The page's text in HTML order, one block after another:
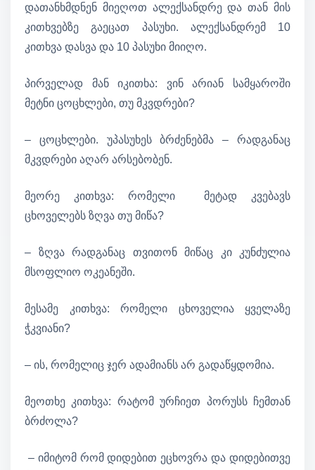
დათანხმდნენ მიეღოთ ალექსანდრე და თან მის
კითხვებზე გაეცათ პასუხი. ალექსანდრემ 10
კითხვა დასვა და 10 პასუხი მიიღო.
პირველად მან იკითხა: ვინ არიან სამყაროში
მეტნი ცოცხლები, თუ მკვდრები?
– ცოცხლები. უპასუხეს ბრძენებმა – რადგანაც
მკვდრები აღარ არსებობენ.
მეორე კითხვა: რომელი მეტად კვებავს
ცხოველებს ზღვა თუ მიწა?
– ზღვა რადგანაც თვითონ მიწაც კი კუნძულია
მსოფლიო ოკეანეში.
მესამე კითხვა: რომელი ცხოველია ყველაზე
ჭკვიანი?
– ის, რომელიც ჯერ ადამიანს არ გადაწყდომია.
მეოთხე კითხვა: რატომ ურჩიეთ პორუსს ჩემთან
ბრძოლა?
– იმიტომ რომ დიდებით ეცხოვრა და დიდებითვე